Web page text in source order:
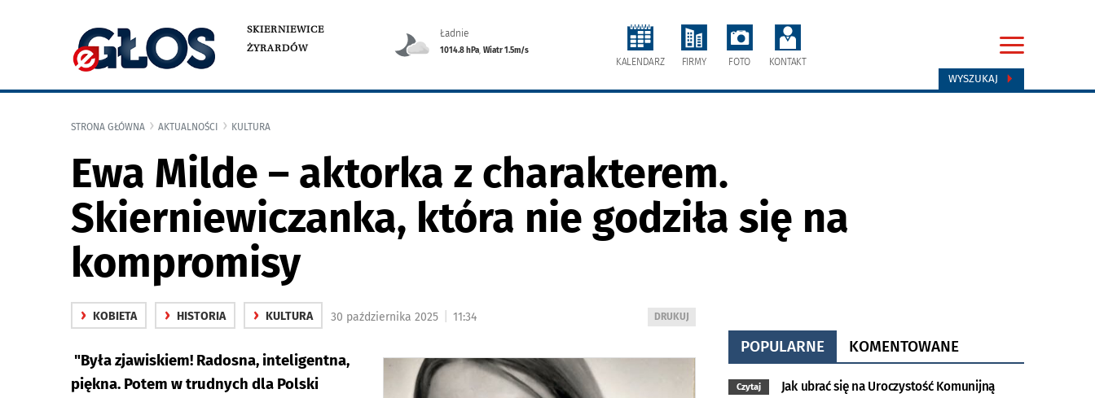
SKIERNIEWICE
ŻYRARDÓW
Ładnie
1014.8 hPa,Wiatr 1.5m/s
KALENDARZ FIRMY FOTO KONTAKT
WYSZUKAJ
STRONA GŁÓWNA AKTUALNOŚCI KULTURA
Ewa Milde – aktorka z charakterem.
Skierniewiczanka, która nie godziła się na
kompromisy
› KOBIETA › HISTORIA › KULTURA
WYDRUKUJ
DRUKUJ
30 października 2025 11:34
"Była zjawiskiem! Radosna, inteligentna,
piękna. Potem w trudnych dla Polski
POPULARNE KOMENTOWANE
Czytaj Jak ubrać się na Uroczystość Komunijną